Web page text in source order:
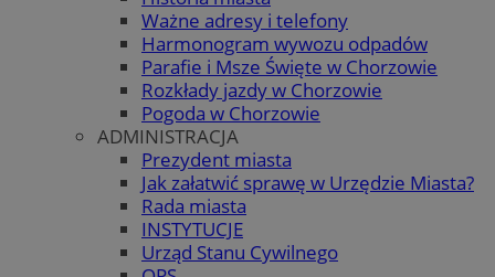
Ważne adresy i telefony
Harmonogram wywozu odpadów
Parafie i Msze Święte w Chorzowie
Rozkłady jazdy w Chorzowie
Pogoda w Chorzowie
ADMINISTRACJA
Prezydent miasta
Jak załatwić sprawę w Urzędzie Miasta?
Rada miasta
INSTYTUCJE
Urząd Stanu Cywilnego